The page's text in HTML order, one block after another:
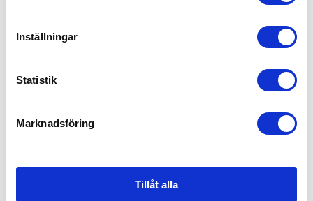
Inställningar
Statistik
Marknadsföring
Tillåt alla